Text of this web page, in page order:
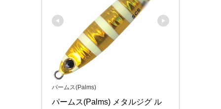
パームス(Palms)
パームス(Palms) メタルジグ ル